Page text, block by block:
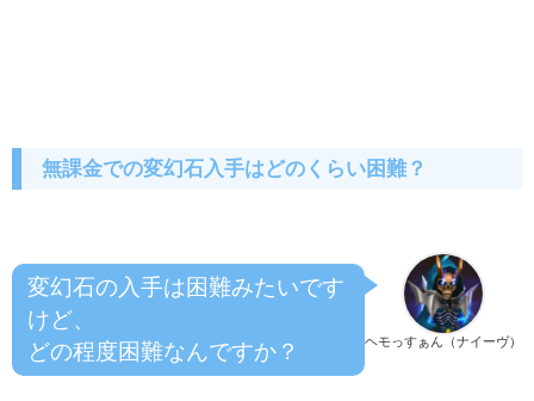
無課金での変幻石入手はどのくらい困難？
ヘモっすぁん（ナイーヴ）
変幻石の入手は困難みたいです
けど、
どの程度困難なんですか？